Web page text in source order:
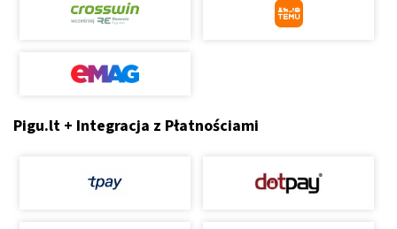
Pigu.lt + Integracja z Płatnościami